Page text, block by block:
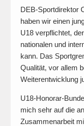
DEB-Sportdirektor
haben wir einen
U18 verpflichtet,
nationalen und
kann. Das
Qualität, vor allem
Weiterentwicklung
U18-Honorar-
mich sehr auf die
Zusammenarbeit